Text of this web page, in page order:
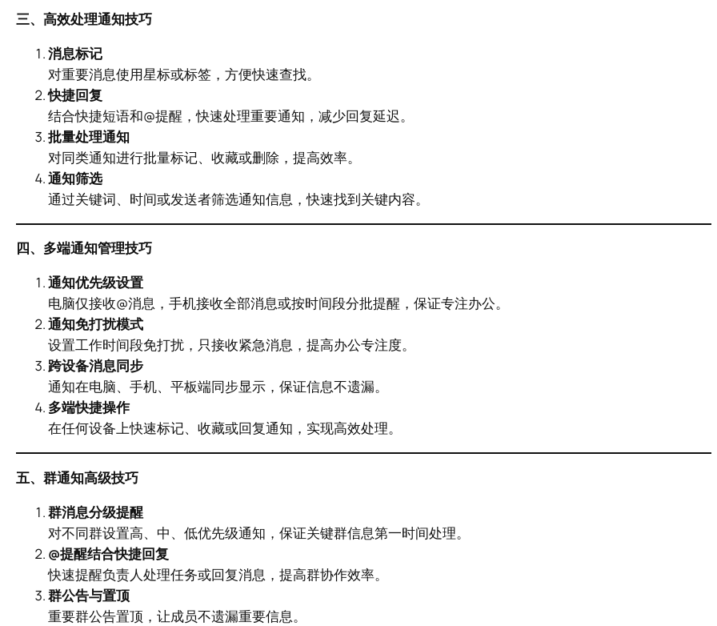
三、高效处理通知技巧
消息标记
对重要消息使用星标或标签，方便快速查找。
快捷回复
结合快捷短语和@提醒，快速处理重要通知，减少回复延迟。
批量处理通知
对同类通知进行批量标记、收藏或删除，提高效率。
通知筛选
通过关键词、时间或发送者筛选通知信息，快速找到关键内容。
四、多端通知管理技巧
通知优先级设置
电脑仅接收@消息，手机接收全部消息或按时间段分批提醒，保证专注办公。
通知免打扰模式
设置工作时间段免打扰，只接收紧急消息，提高办公专注度。
跨设备消息同步
通知在电脑、手机、平板端同步显示，保证信息不遗漏。
多端快捷操作
在任何设备上快速标记、收藏或回复通知，实现高效处理。
五、群通知高级技巧
群消息分级提醒
对不同群设置高、中、低优先级通知，保证关键群信息第一时间处理。
@提醒结合快捷回复
快速提醒负责人处理任务或回复消息，提高群协作效率。
群公告与置顶
重要群公告置顶，让成员不遗漏重要信息。